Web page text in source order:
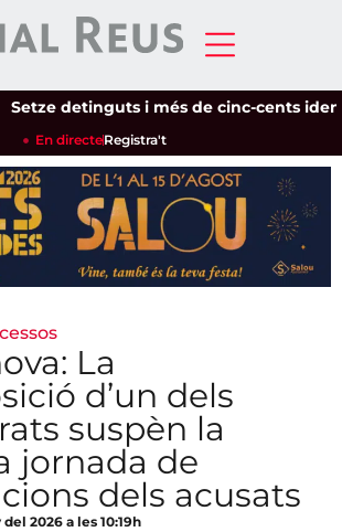
detinguts i més de cinc-cents
En directeRegistra't
La
d’un dels
suspèn la
jornada de
dels acusats
2026 a les 10:19h